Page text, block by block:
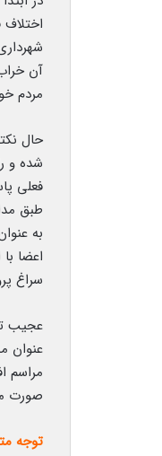
آن
مردم
حال
شده و
طبق
به
اعضا
سراغ
عجیب
عنوان
مراسم
صورت
توجه